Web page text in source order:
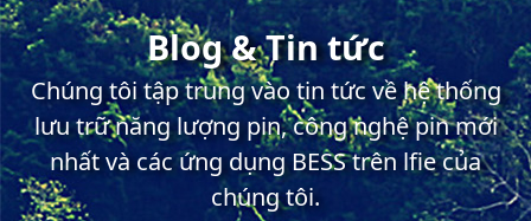
Blog & Tin tức
Chúng tôi tập trung vào tin tức về hệ thống
lưu trữ năng lượng pin, công nghệ pin mới
nhất và các ứng dụng BESS trên lfie của
chúng tôi.